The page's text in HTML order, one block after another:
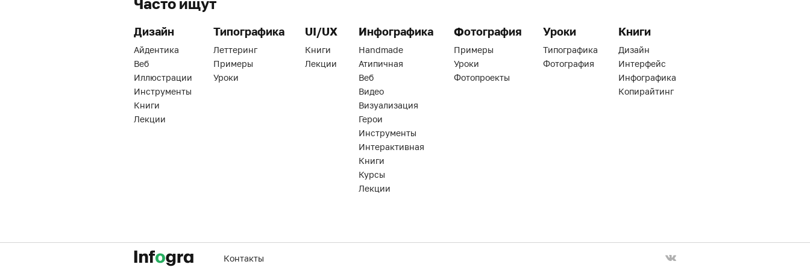
Дизайн
Айдентика
Веб
Иллюстрации
Инструменты
Книги
Лекции
Типографика
Леттеринг
Примеры
Уроки
UI/UX
Книги
Лекции
Инфографика
Handmade
Атипичная
Веб
Видео
Визуализация
Герои
Инструменты
Интерактивная
Книги
Курсы
Лекции
Фотография
Примеры
Уроки
Фотопроекты
Уроки
Типографика
Фотография
Книги
Дизайн
Интерфейс
Инфографика
Копирайтинг
Контакты